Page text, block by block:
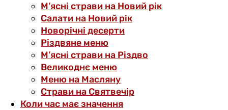
М’ясні страви на Новий рік
Салати на Новий рік
Новорічні десерти
Різдвяне меню
М’ясні страви на Різдво
Великоднє меню
Меню на Масляну
Страви на Святвечір
Коли час має значення